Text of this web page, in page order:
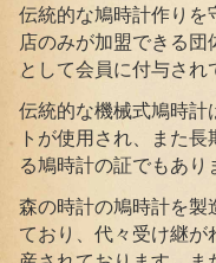
伝統的な鳩時計作り
店のみが加盟できる
として会員に付与され
伝統的な機械式鳩時
トが使用され、また
る鳩時計の証でもあり
森の時計の鳩時計を製
ており、代々受け継